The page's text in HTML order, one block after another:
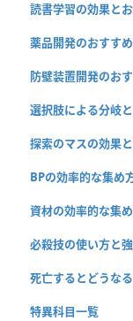
読書学習の効果と
薬品開発のおすす
防壁装置開発のお
選択肢による分岐
探索のマスの効果
BPの効率的な集め
資材の効率的な集
必殺技の使い方と
死亡するとどうな
特異科目一覧